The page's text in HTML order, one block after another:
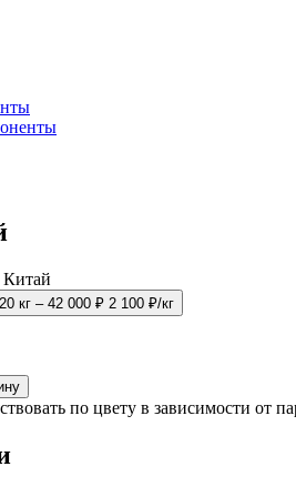
Китай
20 кг – 42 000 ₽ 2 100 ₽/кг
по цвету в зависимости от